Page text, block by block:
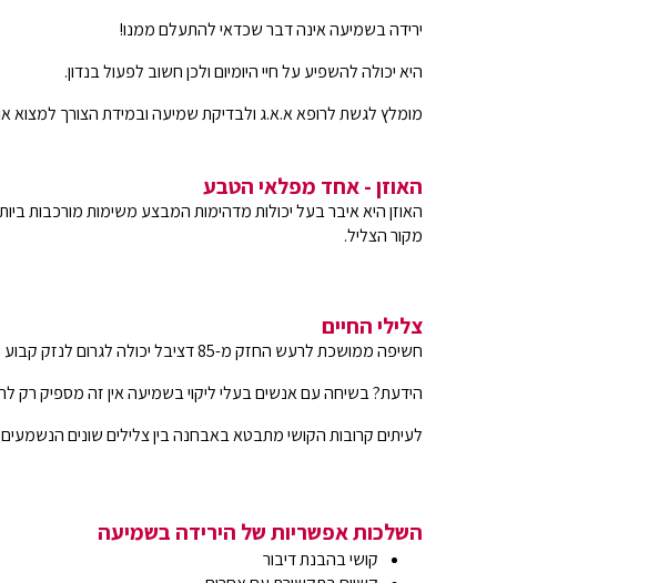
ירידה בשמיעה אינה דבר שכדאי להתעלם ממנו!
היא יכולה להשפיע על חיי היומיום ולכן חשוב לפעול בנדון.
מומלץ לגשת לרופא א.א.ג ולבדיקת שמיעה ובמידת הצורך למצוא
האוזן - אחד מפלאי הטבע
מקור הצליל.
צלילי החיים
חשיפה ממושכת לרעש החזק מ-85 דציבל יכולה לגרום לנזק קבוע לשמיעה.
הידעת? בשיחה עם אנשים בעלי ליקוי בשמיעה אין זה מספיק רק
לעיתים קרובות הקושי מתבטא באבחנה בין צלילים שונים
השלכות אפשריות של הירידה בשמיעה
קושי בהבנת דיבור